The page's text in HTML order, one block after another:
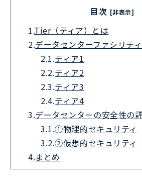
目次 [非表示]
1.Tier（ティア）とは
2.データセンターファシリテ
2.1.ティア1
2.2.ティア2
2.3.ティア3
2.4.ティア4
3.データセンターの安全性の
3.1.①物理的セキュリティ
3.2.②仮想的セキュリティ
4.まとめ